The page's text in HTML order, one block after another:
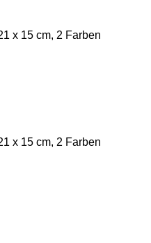
x 15 cm, 2 Farben
x 15 cm, 2 Farben